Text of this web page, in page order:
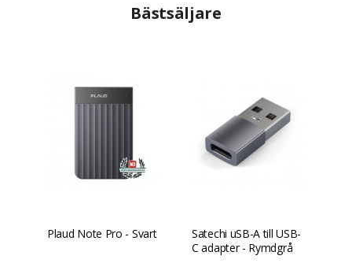
Bästsäljare
Plaud Note Pro - Svart
Satechi uSB-A till USB-
C adapter - Rymdgrå